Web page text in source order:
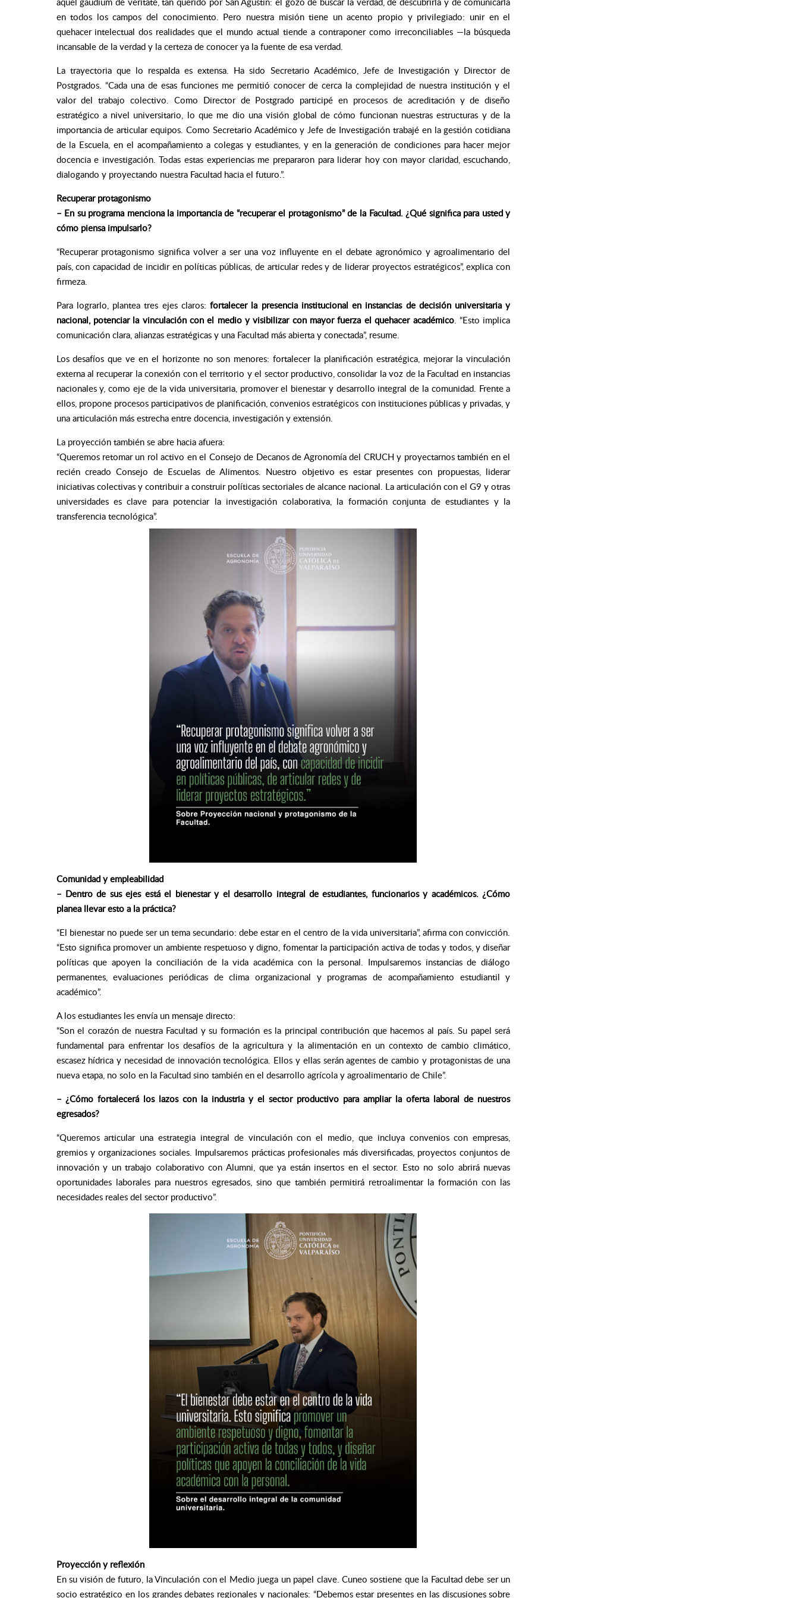
en todos los campos del conocimiento. Pero nuestra misión tiene un acento propio y privilegiado: unir en el
quehacer intelectual dos realidades que el mundo actual tiende a contraponer como irreconciliables —la búsqueda
incansable de la verdad y la certeza de conocer ya la fuente de esa verdad.
La trayectoria que lo respalda es extensa. Ha sido Secretario Académico, Jefe de Investigación y Director de
Postgrados. “Cada una de esas funciones me permitió conocer de cerca la complejidad de nuestra institución y el
valor del trabajo colectivo. Como Director de Postgrado participé en procesos de acreditación y de diseño
estratégico a nivel universitario, lo que me dio una visión global de cómo funcionan nuestras estructuras y de la
importancia de articular equipos. Como Secretario Académico y Jefe de Investigación trabajé en la gestión cotidiana
de la Escuela, en el acompañamiento a colegas y estudiantes, y en la generación de condiciones para hacer mejor
docencia e investigación. Todas estas experiencias me prepararon para liderar hoy con mayor claridad, escuchando,
dialogando y proyectando nuestra Facultad hacia el futuro.”.
Recuperar protagonismo
– En su programa menciona la importancia de “recuperar el protagonismo” de la Facultad. ¿Qué significa para usted y
cómo piensa impulsarlo?
“Recuperar protagonismo significa volver a ser una voz influyente en el debate agronómico y agroalimentario del
país, con capacidad de incidir en políticas públicas, de articular redes y de liderar proyectos estratégicos”, explica con
firmeza.
Para lograrlo, plantea tres ejes claros:fortalecer la presencia institucional en instancias de decisión universitaria y
nacional, potenciar la vinculación con el medio y visibilizar con mayor fuerza el quehacer académico. “Esto implica
comunicación clara, alianzas estratégicas y una Facultad más abierta y conectada”, resume.
Los desafíos que ve en el horizonte no son menores: fortalecer la planificación estratégica, mejorar la vinculación
externa al recuperar la conexión con el territorio y el sector productivo, consolidar la voz de la Facultad en instancias
nacionales y, como eje de la vida universitaria, promover el bienestar y desarrollo integral de la comunidad. Frente a
ellos, propone procesos participativos de planificación, convenios estratégicos con instituciones públicas y privadas, y
una articulación más estrecha entre docencia, investigación y extensión.
La proyección también se abre hacia afuera:
“Queremos retomar un rol activo en el Consejo de Decanos de Agronomía del CRUCH y proyectarnos también en el
recién creado Consejo de Escuelas de Alimentos. Nuestro objetivo es estar presentes con propuestas, liderar
iniciativas colectivas y contribuir a construir políticas sectoriales de alcance nacional. La articulación con el G9 y otras
universidades es clave para potenciar la investigación colaborativa, la formación conjunta de estudiantes y la
transferencia tecnológica”.
Comunidad y empleabilidad
– Dentro de sus ejes está el bienestar y el desarrollo integral de estudiantes, funcionarios y académicos. ¿Cómo
planea llevar esto a la práctica?
“El bienestar no puede ser un tema secundario: debe estar en el centro de la vida universitaria”, afirma con convicción.
“Esto significa promover un ambiente respetuoso y digno, fomentar la participación activa de todas y todos, y diseñar
políticas que apoyen la conciliación de la vida académica con la personal. Impulsaremos instancias de diálogo
permanentes, evaluaciones periódicas de clima organizacional y programas de acompañamiento estudiantil y
académico”.
A los estudiantes les envía un mensaje directo:
“Son el corazón de nuestra Facultad y su formación es la principal contribución que hacemos al país. Su papel será
fundamental para enfrentar los desafíos de la agricultura y la alimentación en un contexto de cambio climático,
escasez hídrica y necesidad de innovación tecnológica. Ellos y ellas serán agentes de cambio y protagonistas de una
nueva etapa, no solo en la Facultad sino también en el desarrollo agrícola y agroalimentario de Chile”.
– ¿Cómo fortalecerá los lazos con la industria y el sector productivo para ampliar la oferta laboral de nuestros
egresados?
“Queremos articular una estrategia integral de vinculación con el medio, que incluya convenios con empresas,
gremios y organizaciones sociales. Impulsaremos prácticas profesionales más diversificadas, proyectos conjuntos de
innovación y un trabajo colaborativo con Alumni, que ya están insertos en el sector. Esto no solo abrirá nuevas
oportunidades laborales para nuestros egresados, sino que también permitirá retroalimentar la formación con las
necesidades reales del sector productivo”.
Proyección y reflexión
En su visión de futuro, la Vinculación con el Medio juega un papel clave. Cuneo sostiene que la Facultad debe ser un
socio estratégico en los grandes debates regionales y nacionales: “Debemos estar presentes en las discusiones sobre